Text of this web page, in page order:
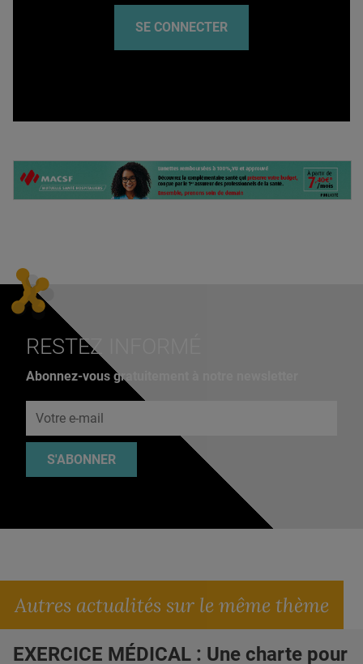
SE CONNECTER
RESTEZ INFORMÉ
Abonnez-vous gratuitement à notre newsletter
S'ABONNER
Autres actualités sur le même thème
EXERCICE MÉDICAL : Une charte pour